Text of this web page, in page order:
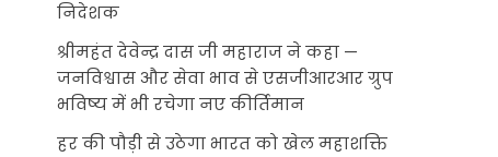
निदेशक
श्रीमहंत देवेन्द्र दास जी महाराज ने कहा —
जनविश्वास और सेवा भाव से एसजीआरआर ग्रुप
भविष्य में भी रचेगा नए कीर्तिमान
हर की पौड़ी से उठेगा भारत को खेल महाशक्ति